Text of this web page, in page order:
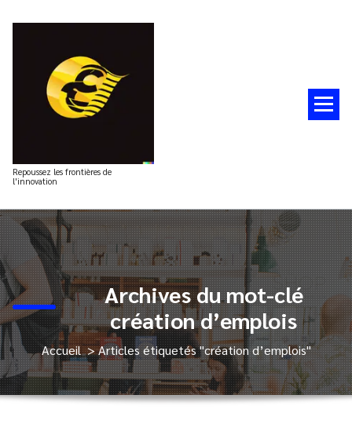
Repoussez les frontières de
l'innovation
Archives du mot-clé
création d’emplois
Accueil>Articles étiquetés "création d’emplois"